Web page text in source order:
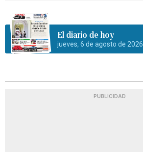
El diario de hoy
jueves, 6 de agosto de 2026
PUBLICIDAD